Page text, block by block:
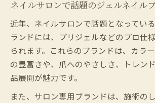
ネイルサロンで話題のジェルネイル
近年、ネイルサロンで話題となってい
ランドには、プリジェルなどのプロ仕
られます。これらのブランドは、カラ
の豊富さや、爪へのやさしさ、トレン
品展開が魅力です。
また、サロン専用ブランドは、施術の